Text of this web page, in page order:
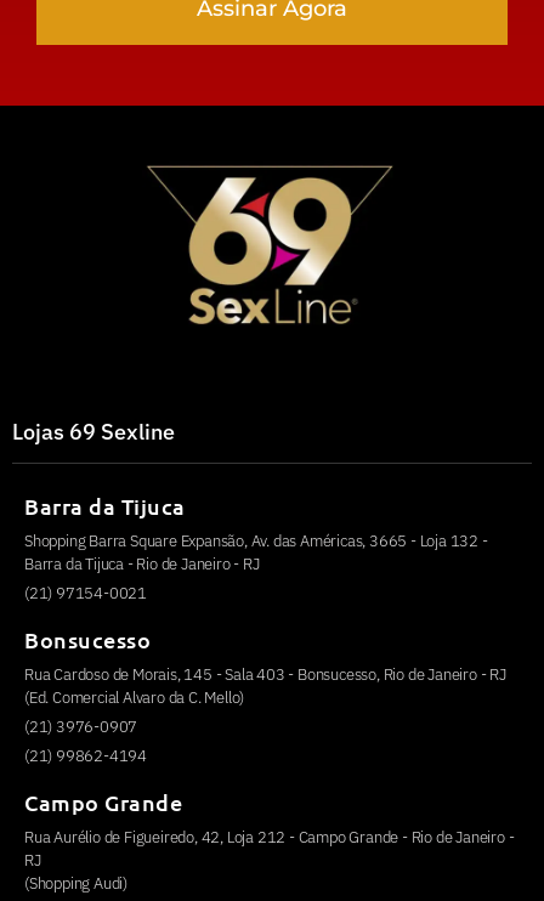
Assinar Agora
Lojas 69 Sexline
Barra da Tijuca
Shopping Barra Square Expansão, Av. das Américas, 3665 - Loja 132 -
Barra da Tijuca - Rio de Janeiro - RJ
(21) 97154-0021
Bonsucesso
Rua Cardoso de Morais, 145 - Sala 403 - Bonsucesso, Rio de Janeiro - RJ
(Ed. Comercial Alvaro da C. Mello)
(21) 3976-0907
(21) 99862-4194
Campo Grande
Rua Aurélio de Figueiredo, 42, Loja 212 - Campo Grande - Rio de Janeiro -
RJ
(Shopping Audi)